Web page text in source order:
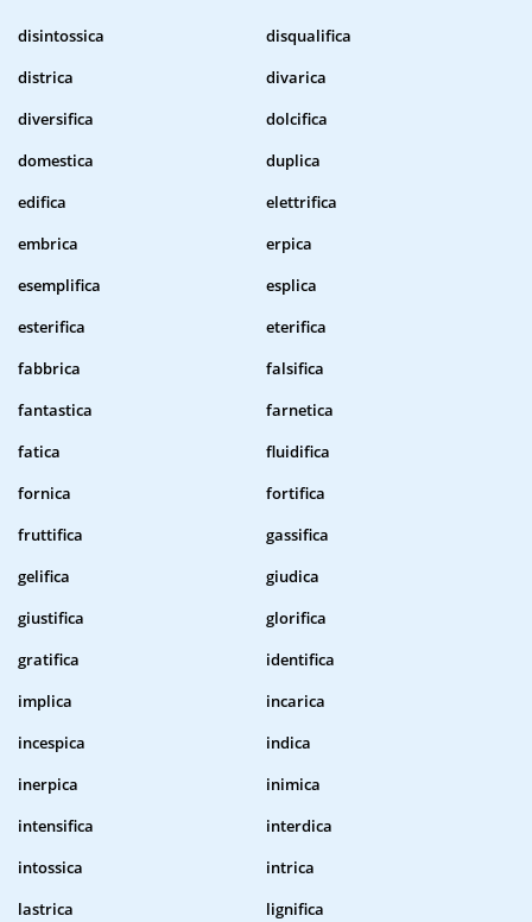
disintossica
disqualifica
districa
divarica
diversifica
dolcifica
domestica
duplica
edifica
elettrifica
embrica
erpica
esemplifica
esplica
esterifica
eterifica
fabbrica
falsifica
fantastica
farnetica
fatica
fluidifica
fornica
fortifica
fruttifica
gassifica
gelifica
giudica
giustifica
glorifica
gratifica
identifica
implica
incarica
incespica
indica
inerpica
inimica
intensifica
interdica
intossica
intrica
lastrica
lignifica